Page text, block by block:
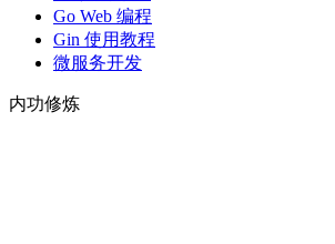
Go Web 编程
Gin 使用教程
微服务开发
内功修炼